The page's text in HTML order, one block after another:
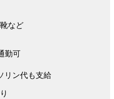
など
勤可
リン代も支給